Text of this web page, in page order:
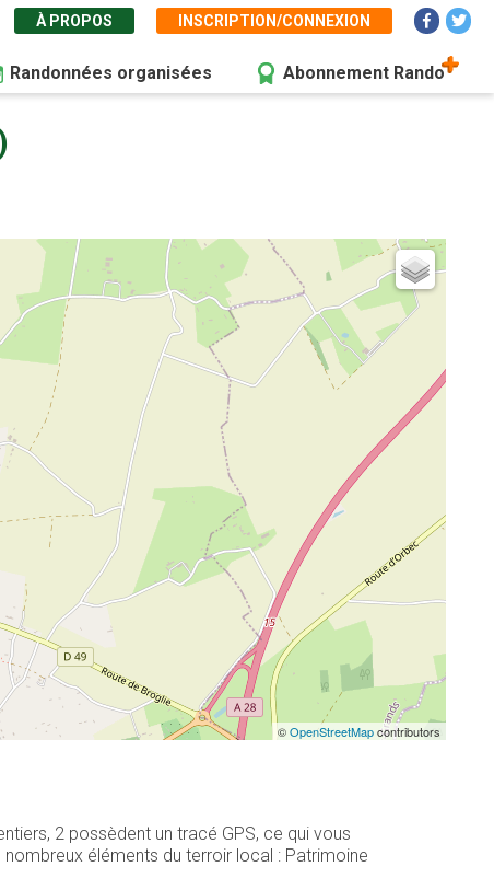
À PROPOS INSCRIPTION/CONNEXION
Randonnées organisées Abonnement Rando
©OpenStreetMapcontributors
2 possèdent un tracé GPS, ce qui vous
éléments du terroir local : Patrimoine